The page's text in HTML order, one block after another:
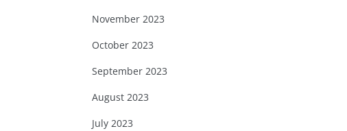
November 2023
October 2023
September 2023
August 2023
July 2023